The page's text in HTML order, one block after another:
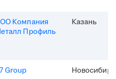
Компания
Профиль
Казань
Group